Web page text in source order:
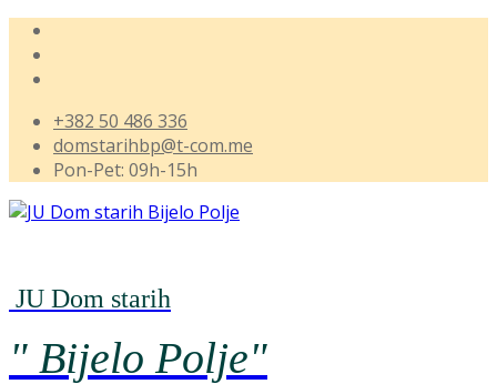
+382 50 486 336
domstarihbp@t-com.me
Pon-Pet: 09h-15h
JU Dom starih
" BijeloPolje"